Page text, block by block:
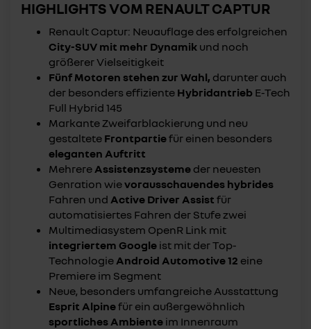
HIGHLIGHTS VOM RENAULT CAPTUR
Renault Captur: Neuauflage des erfolgreichen
City-SUV mit mehr Dynamik und noch
größerer Vielseitigkeit
Fünf Motoren stehen zur Wahl, darunter auch
der besonders effiziente Hybridantrieb E-Tech
Full Hybrid 145
Markante Zweifarblackierung und neu
gestaltete Frontpartiefür einen besonders
eleganten Auftritt
Mehrere Assistenzsysteme der neuesten
Genration wievorausschauendes hybrides
Fahren und Active Driver Assist für
automatisiertes Fahren der Stufe zwei
Multimediasystem OpenR Link mit
integriertem Google ist mit der Top-
Technologie Android Automotive 12 eine
Premiere im Segment
Neue, besonders umfangreiche Ausstattung
Esprit Alpinefür ein außergewöhnlich
sportliches Ambiente im Innenraum